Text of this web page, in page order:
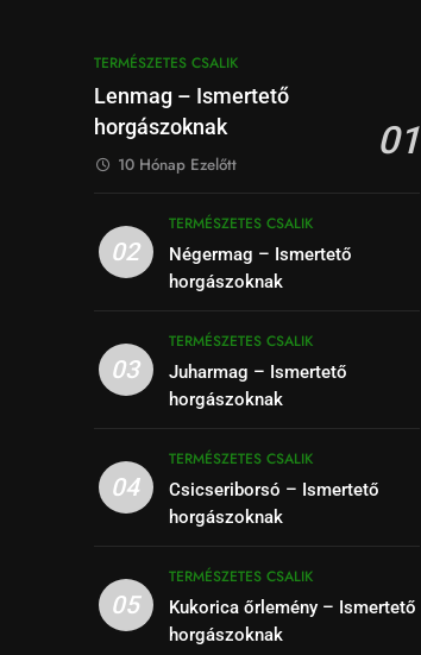
TERMÉSZETES CSALIK
Lenmag – Ismertető
horgászoknak
01
10 Hónap Ezelőtt
02
TERMÉSZETES CSALIK
Négermag – Ismertető
horgászoknak
03
TERMÉSZETES CSALIK
Juharmag – Ismertető
horgászoknak
04
TERMÉSZETES CSALIK
Csicseriborsó – Ismertető
horgászoknak
05
TERMÉSZETES CSALIK
Kukorica őrlemény – Ismertető
horgászoknak